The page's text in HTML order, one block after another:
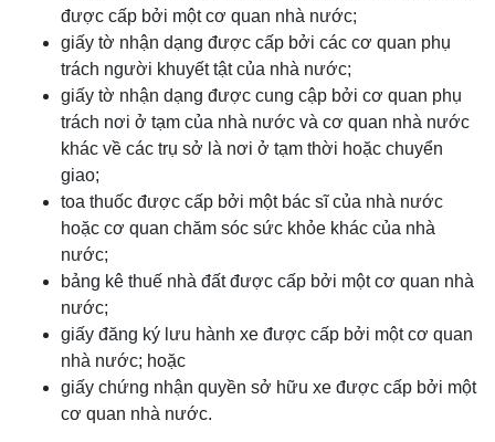
được cấp bởi một cơ quan nhà nước;
giấy tờ nhận dạng được cấp bởi các cơ quan phụ
trách người khuyết tật của nhà nước;
giấy tờ nhận dạng được cung cập bởi cơ quan phụ
trách nơi ở tạm của nhà nước và cơ quan nhà nước
khác về các trụ sở là nơi ở tạm thời hoặc chuyển
giao;
toa thuốc được cấp bởi một bác sĩ của nhà nước
hoặc cơ quan chăm sóc sức khỏe khác của nhà
nước;
bảng kê thuế nhà đất được cấp bởi một cơ quan nhà
nước;
giấy đăng ký lưu hành xe được cấp bởi một cơ quan
nhà nước; hoặc
giấy chứng nhận quyền sở hữu xe được cấp bởi một
cơ quan nhà nước.